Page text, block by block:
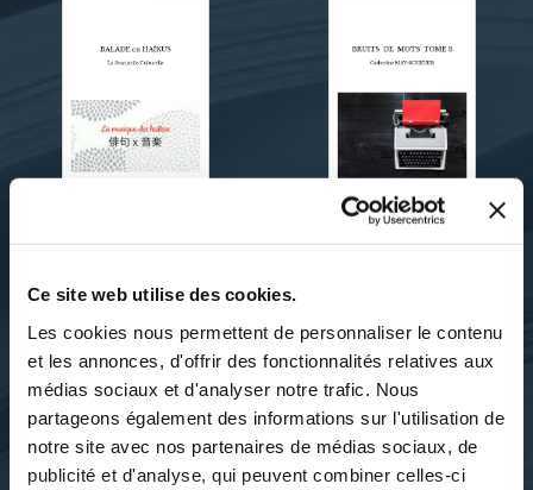
Ce site web utilise des cookies.
Les cookies nous permettent de personnaliser le contenu
et les annonces, d'offrir des fonctionnalités relatives aux
médias sociaux et d'analyser notre trafic. Nous
partageons également des informations sur l'utilisation de
notre site avec nos partenaires de médias sociaux, de
publicité et d'analyse, qui peuvent combiner celles-ci
BALADE EN HAÏKUS
poesies
11€00
BRUITS DE MOTS TOME
3
poesies